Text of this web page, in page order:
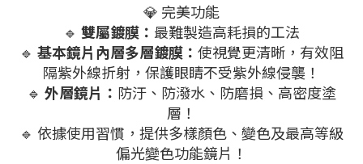
💎 完美功能
🔹 雙屬鍍膜： 最難製造高耗損的工法
🔹 基本鏡片內層多層鍍膜： 使視覺更清晰，有效阻
隔紫外線折射，保護眼睛不受紫外線侵襲！
🔹 外層鏡片： 防汙、防潑水、防磨損、高密度塗
層！
🔹 依據使用習慣，提供多樣顏色、變色及最高等級
偏光變色功能鏡片！